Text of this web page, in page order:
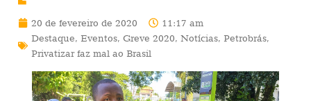
20 de fevereiro de 2020
11:17 am
Destaque, Eventos, Greve 2020, Notícias, Petrobrás,
Privatizar faz mal ao Brasil